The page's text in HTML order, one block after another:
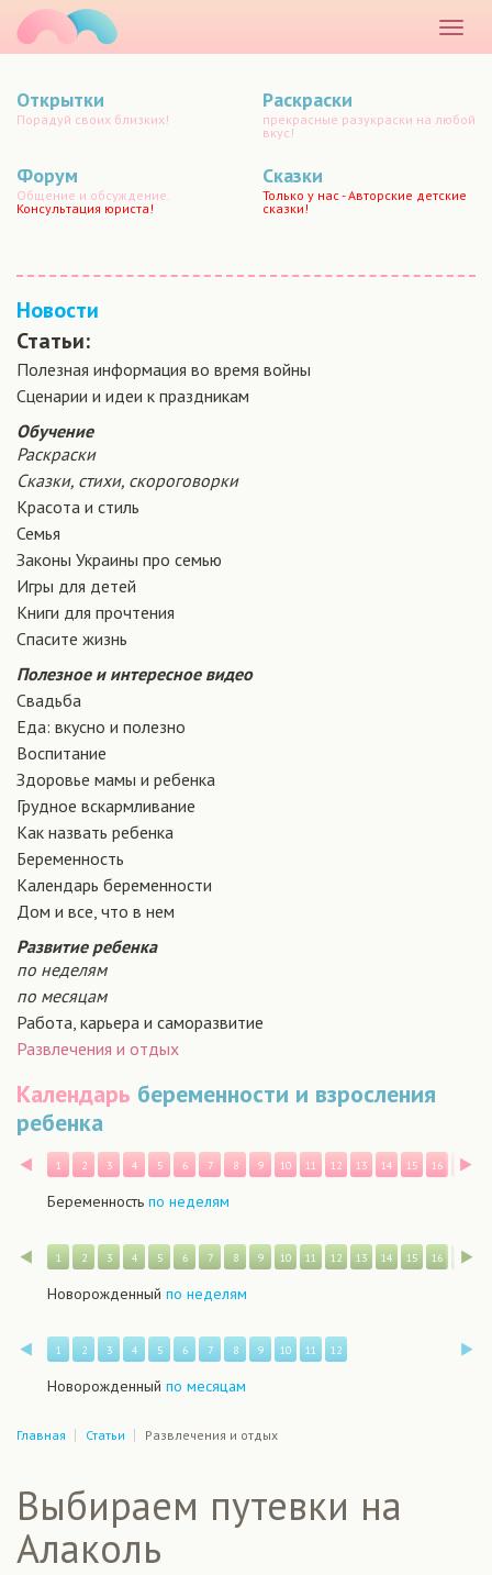
меню
Открытки
Порадуй своих близких!
Раскраски
прекрасные разукраски на любой
вкус!
Форум
Общение и обсуждение.
Консультация юриста!
Сказки
Только у нас - Авторские детские
сказки!
Новости
Статьи:
Полезная информация во время войны
Сценарии и идеи к праздникам
Обучение
Раскраски
Сказки, стихи, скороговорки
Красота и стиль
Семья
Законы Украины про семью
Игры для детей
Книги для прочтения
Спасите жизнь
Полезное и интересное видео
Свадьба
Еда: вкусно и полезно
Воспитание
Здоровье мамы и ребенка
Грудное вскармливание
Как назвать ребенка
Беременность
Календарь беременности
Дом и все, что в нем
Развитие ребенка
по неделям
по месяцам
Работа, карьера и саморазвитие
Развлечения и отдых
Календарь беременности и взросления
ребенка
Назад
1 2 3 4 5 6 7 8 9 10 11 12 13 14 15 16 17
Беременность по неделям
Назад
1 2 3 4 5 6 7 8 9 10 11 12 13 14 15 16 17
Новорожденный по неделям
Назад
1 2 3 4 5 6 7 8 9 10 11 12
Новорожденный по месяцам
Главная Статьи Развлечения и отдых
Выбираем путевки на
Алаколь